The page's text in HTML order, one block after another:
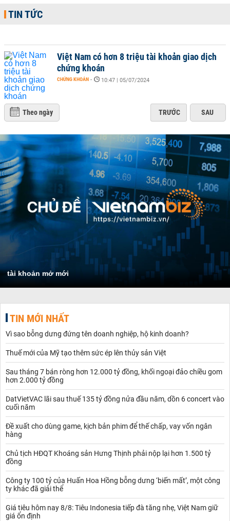
TIN TỨC
Việt Nam có hơn 8 triệu tài khoản giao dịch
chứng khoán
CHỨNG KHOÁN - 10:47 | 05/07/2024
Theo ngày TRƯỚC SAU
tài khoản mở mới
TIN MỚI NHẤT
Vì sao bỗng dưng đứng tên doanh nghiệp, hộ kinh doanh?
Thuế mới của Mỹ tạo thêm sức ép lên thủy sản Việt
Sau tháng 7 bán ròng hơn 12.000 tỷ đồng, khối ngoại đảo chiều gom
hơn 2.000 tỷ đồng
DatVietVAC lãi sau thuế 135 tỷ đồng nửa đầu năm, dồn 6 concert vào
cuối năm
Đề xuất cho dùng game, kịch bản phim để thế chấp, vay vốn ngân
hàng
Chủ tịch HĐQT Khoáng sản Hưng Thịnh phải nộp lại hơn 1.500 tỷ
đồng
Công ty 100 tỷ của Huấn Hoa Hồng bỗng dưng ‘biến mất’, một công
ty khác đã giải thể
Giá tiêu hôm nay 8/8: Tiêu Indonesia tiếp đà tăng nhẹ, Việt Nam giữ
giá ổn định